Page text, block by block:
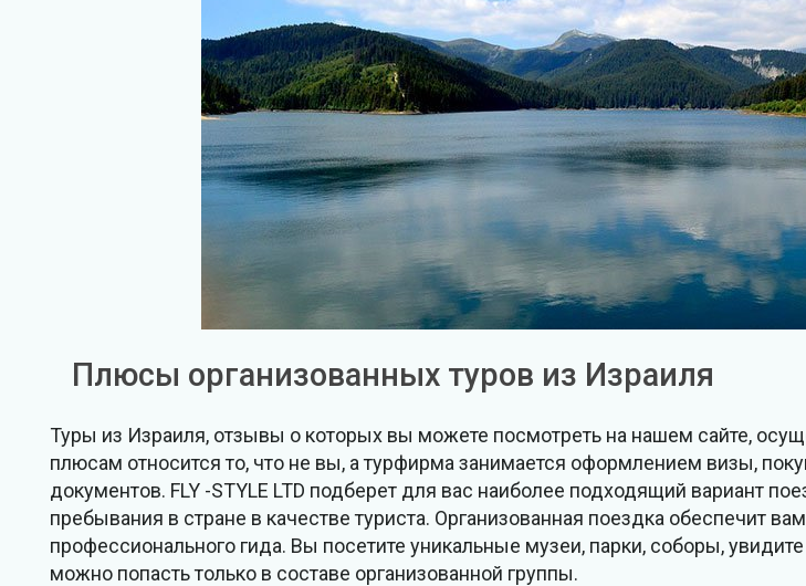
Плюсы организованных туров из Израиля
Туры из Израиля, отзывы о которых вы можете посмотреть на нашем сайте,
плюсам относится то, что не вы, а турфирма занимается оформлением визы,
документов. FLY -STYLE LTD подберет для вас наиболее подходящий вариант
пребывания в стране в качестве туриста. Организованная поездка обеспечит
профессионального гида. Вы посетите уникальные музеи, парки, соборы,
можно попасть только в составе организованной группы.